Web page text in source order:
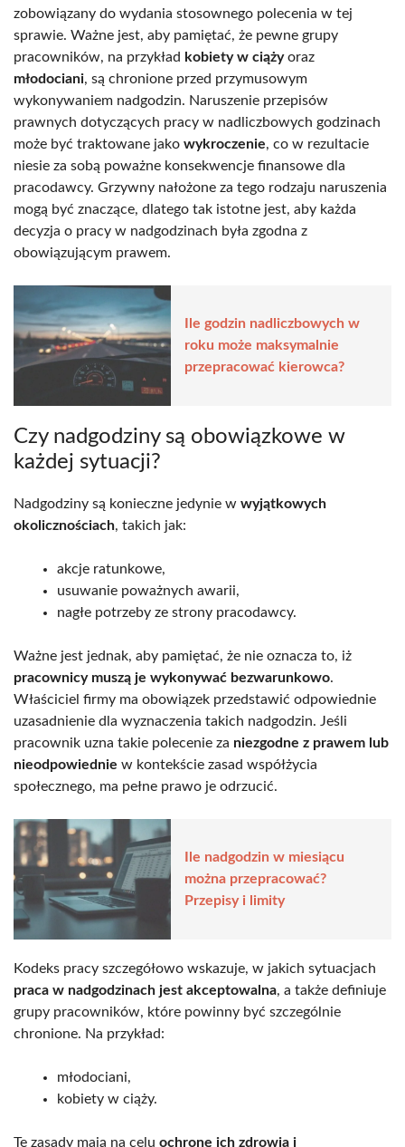
zobowiązany do wydania stosownego polecenia w tej
sprawie. Ważne jest, aby pamiętać, że pewne grupy
pracowników, na przykład kobiety w ciążyoraz
młodociani, są chronione przed przymusowym
wykonywaniem nadgodzin. Naruszenie przepisów
prawnych dotyczących pracy w nadliczbowych godzinach
może być traktowane jako wykroczenie, co w rezultacie
niesie za sobą poważne konsekwencje finansowe dla
pracodawcy. Grzywny nałożone za tego rodzaju naruszenia
mogą być znaczące, dlatego tak istotne jest, aby każda
decyzja o pracy w nadgodzinach była zgodna z
obowiązującym prawem.
Ile godzin nadliczbowych w
roku może maksymalnie
przepracować kierowca?
Czy nadgodziny są obowiązkowe w
każdej sytuacji?
Nadgodziny są konieczne jedynie w wyjątkowych
okolicznościach, takich jak:
akcje ratunkowe,
usuwanie poważnych awarii,
nagłe potrzeby ze strony pracodawcy.
Ważne jest jednak, aby pamiętać, że nie oznacza to, iż
pracownicy muszą je wykonywać bezwarunkowo.
Właściciel firmy ma obowiązek przedstawić odpowiednie
uzasadnienie dla wyznaczenia takich nadgodzin. Jeśli
pracownik uzna takie polecenie za niezgodne z prawem lub
nieodpowiednie w kontekście zasad współżycia
społecznego, ma pełne prawo je odrzucić.
Ile nadgodzin w miesiącu
można przepracować?
Przepisy i limity
Kodeks pracy szczegółowo wskazuje, w jakich sytuacjach
praca w nadgodzinach jest akceptowalna, a także definiuje
grupy pracowników, które powinny być szczególnie
chronione. Na przykład:
młodociani,
kobiety w ciąży.
Te zasady mają na celu ochronę ich zdrowia i